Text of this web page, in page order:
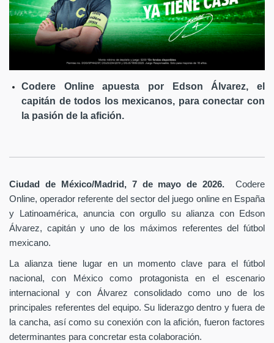
Codere Online apuesta por Edson Álvarez, el
capitán de todos los mexicanos, para conectar con
la pasión de la afición.
Ciudad de México/Madrid, 7 de mayo de 2026. Codere
Online, operador referente del sector del juego online en España
y Latinoamérica, anuncia con orgullo su alianza con Edson
Álvarez, capitán y uno de los máximos referentes del fútbol
mexicano.
La alianza tiene lugar en un momento clave para el fútbol
nacional, con México como protagonista en el escenario
internacional y con Álvarez consolidado como uno de los
principales referentes del equipo. Su liderazgo dentro y fuera de
la cancha, así como su conexión con la afición, fueron factores
determinantes para concretar esta colaboración.